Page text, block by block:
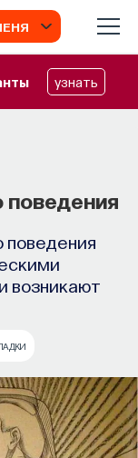
узнать
поведения
поведения
возникают